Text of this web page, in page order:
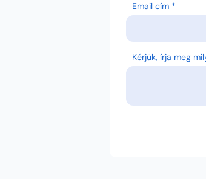
Email cím
Kérjük, írja meg